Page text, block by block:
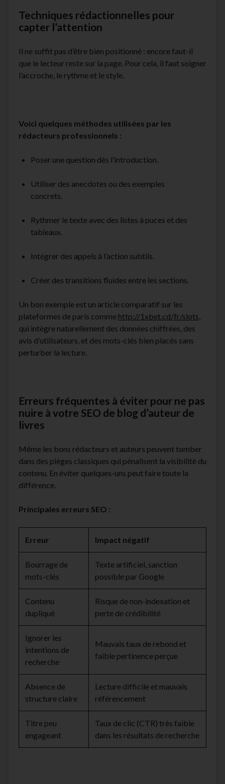
Techniques rédactionnelles pour
capter l’attention
Il ne suffit pas d’être bien positionné : encore faut-il
que le lecteur reste sur la page. Pour cela, il faut soigner
l’accroche, le rythme et le style.
Voici quelques méthodes utilisées par les
rédacteurs professionnels :
Poser une question dès l’introduction.
Utiliser des anecdotes ou des exemples
concrets.
Rythmer le texte avec des listes à puces et des
tableaux.
Intégrer des appels à l’action subtils.
Créer des transitions fluides entre les sections.
Un bon exemple est un article comparatif sur les
plateformes de paris comme http://1xbet.cd/fr/slots,
qui intègre naturellement des données chiffrées, des
avis d’utilisateurs, et des mots-clés bien placés sans
perturber la lecture.
Erreurs fréquentes à éviter pour ne pas
nuire à votre SEO de blog d’auteur de
livres
Même les bons rédacteurs et auteurs peuvent tomber
dans des pièges classiques qui pénalisent la visibilité du
contenu. En éviter quelques-uns peut faire toute la
différence.
Principales erreurs SEO :
Erreur Impact négatif
Bourrage de
mots-clés
Texte artificiel, sanction
possible par Google
Contenu
dupliqué
Risque de non-indexation et
perte de crédibilité
Ignorer les
intentions de
recherche
Mauvais taux de rebond et
faible pertinence perçue
Absence de
structure claire
Lecture difficile et mauvais
référencement
Titre peu
engageant
Taux de clic (CTR) très faible
dans les résultats de recherche